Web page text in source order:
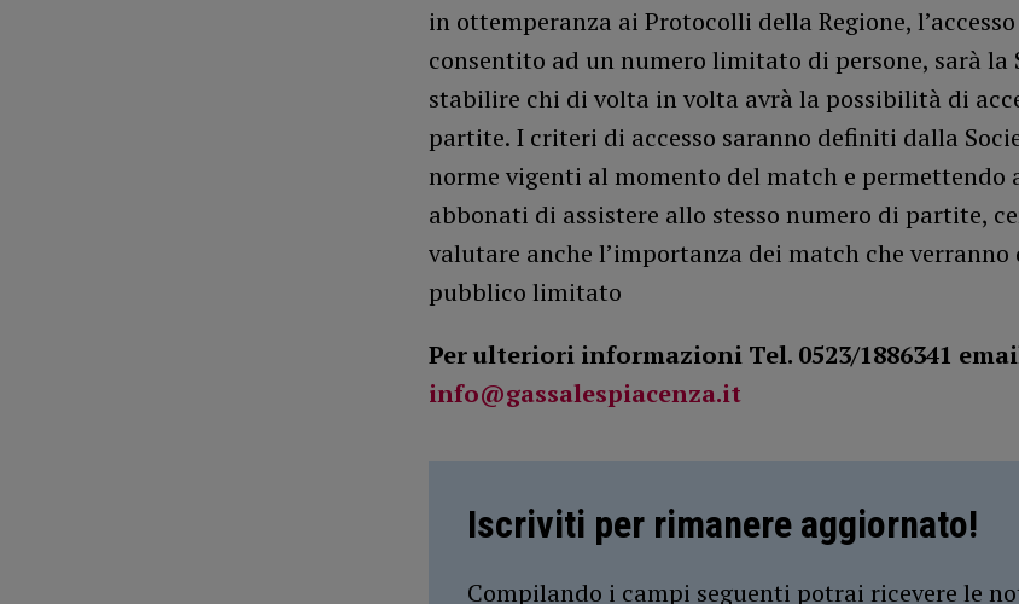
in ottemperanza ai Protocolli della Regione, l’accesso
consentito ad un numero limitato di persone, sarà la
stabilire chi di volta in volta avrà la possibilità di
partite. I criteri di accesso saranno definiti dalla
norme vigenti al momento del match e
abbonati di assistere allo stesso numero di partite,
valutare anche l’importanza dei match che
pubblico limitato
Per ulteriori informazioni Tel. 0523/1886341
info@gassalespiacenza.it
Iscriviti per rimanere aggiornato!
Compilando i campi seguenti potrai ricevere le